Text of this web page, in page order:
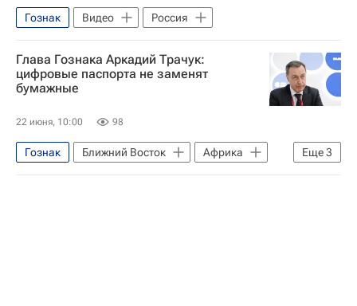
Гознак Видео Россия
Глава Гознака Аркадий Трачук:
цифровые паспорта не заменят
бумажные
22 июня, 10:00 98
Еще3
Гознак Ближний Восток
Африка
Юго-Восточная Азия
Аркадий Трачук